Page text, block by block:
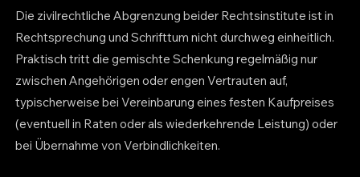
Die zivilrechtliche Abgrenzung beider Rechtsinstitute ist in
Rechtsprechung und Schrifttum nicht durchweg einheitlich.
Praktisch tritt die gemischte Schenkung regelmäßig nur
zwischen Angehörigen oder engen Vertrauten auf,
typischerweise bei Vereinbarung eines festen Kaufpreises
(eventuell in Raten oder als wiederkehrende Leistung) oder
bei Übernahme von Verbindlichkeiten.